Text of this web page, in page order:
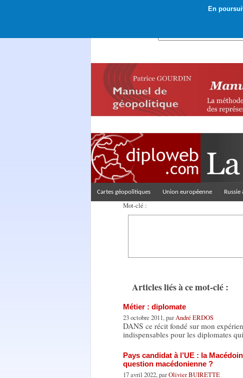
En
Cartes géopolitiques Union européenne Russie
Mot-clé :
Articles liés à ce mot-clé :
Métier : diplomate
23 octobre 2011, parAndré ERDOS
DANS ce récit fondé sur mon
indispensables pour les diplomates
Pays candidat à l’UE : la
question macédonienne ?
17 avril 2022, parOlivier BUIRETTE